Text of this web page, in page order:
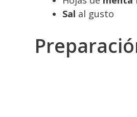
Sal al gusto